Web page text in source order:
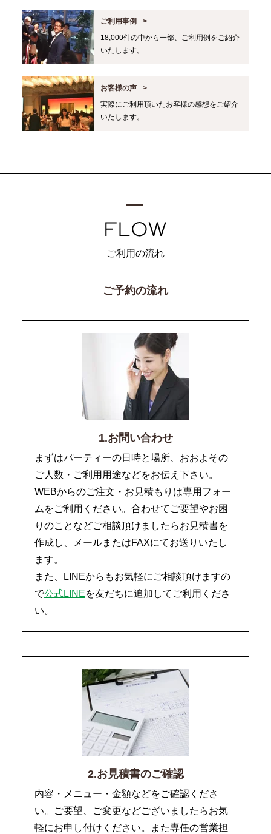
ご利用事例
18,000件の中から一部、ご利用例をご紹介
いたします。
お客様の声
実際にご利用頂いたお客様の感想をご紹介
いたします。
ご利用の流れ
ご予約の流れ
1.お問い合わせ
まずはパーティーの日時と場所、おおよその
ご人数・ご利用用途などをお伝え下さい。
WEBからのご注文・お見積もりは専用フォー
ムをご利用ください。合わせてご要望やお困
りのことなどご相談頂けましたらお見積書を
作成し、メールまたはFAXにてお送りいたし
ます。
また、LINEからもお気軽にご相談頂けますの
で公式LINEを友だちに追加してご利用くださ
い。
2.お見積書のご確認
内容・メニュー・金額などをご確認くださ
い。ご要望、ご変更などございましたらお気
軽にお申し付けください。また専任の営業担